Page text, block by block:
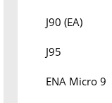
J90 (EA)
J95
ENA Micro 9